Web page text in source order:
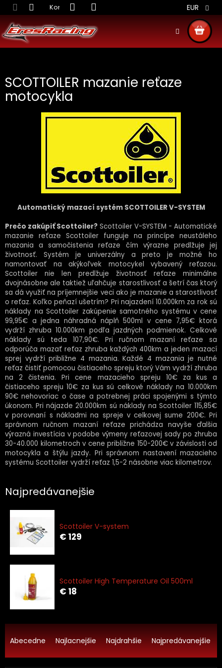
Prejsť
na
obsah
Kontakt Obchodné podmienky Doprava
EUR
KOŠÍK
SCOTTOILER mazanie reťaze
motocykla
Automatický mazací systém SCOTTOILER V-SYSTEM
Prečo zakúpiť Scottoiler? Scottoiler V-SYSTEM - Automatické
mazanie reťaze Scottoiler funguje na princípe neustáleho
mazania a samočistenia reťaze čím výrazne predlžuje jej
životnosť. Systém je univerzálny a preto je možné ho
namontovať na akýkoľvek motocykel vybavený reťazou.
Scottoiler nie len predlžuje životnosť reťaze minimálne
dvojnásobne ale taktiež uľahčuje starostlivosť a šetrí čas ktorý
sa dá využiť na príjemnejšie veci ako je mazanie a starostlivosť
o reťaz. Koľko peňazí ušetrím? Pri najazdení 10.000km za rok sú
náklady na Scottoiler zakúpenie samotného systému v cene
99,95€ a jedna náhradná náplň 500ml v cene 7,95€ ktorá
vydrží zhruba 10.000km podľa jazdných podmienok. Celkové
náklady sú teda 107,90€. Pri ručnom mazaní reťaze sa
odporúča mazať reťaz zhruba každých 400km a jeden mazací
sprej vydrží približne 4 mazania. Každé 4 mazania je nutné
reťaz čistiť pomocou čistiaceho spreju ktorý Vám vydrží zhruba
na 2 čistenia. Pri cene mazacieho spreju 10€ za kus a
čistiaceho spreju 10€ za kus sú celkové náklady na 10.000km
90€ nehovoriac o čase a potrebnej práci spojenými s týmto
úkonom.Pri nájazde 20.000km sú náklady na Scottoiler 115,85€
v porovnaní s nákladmi na spreje v celkovej sume 200€. Pri
správnom ručnom mazaní reťaze prichádza navyše ďalšia
výrazná investícia v podobe výmeny reťazovej sady po zhruba
30-40.000 kilometroch v cene približne 150-200€ v závislosti od
motocykla a štýlu jazdy. Pri správnom nastavení mazacieho
systému Scottoiler vydrží reťaz 1,5-2 násobne viac kilometrov.
Najpredávanejšie
Scottoiler V-system
€ 129
Scottoiler High Temperature Oil 500ml
€ 18
R
a
d
e
Abecedne Najlacnejšie Najdrahšie Najpredávanejšie